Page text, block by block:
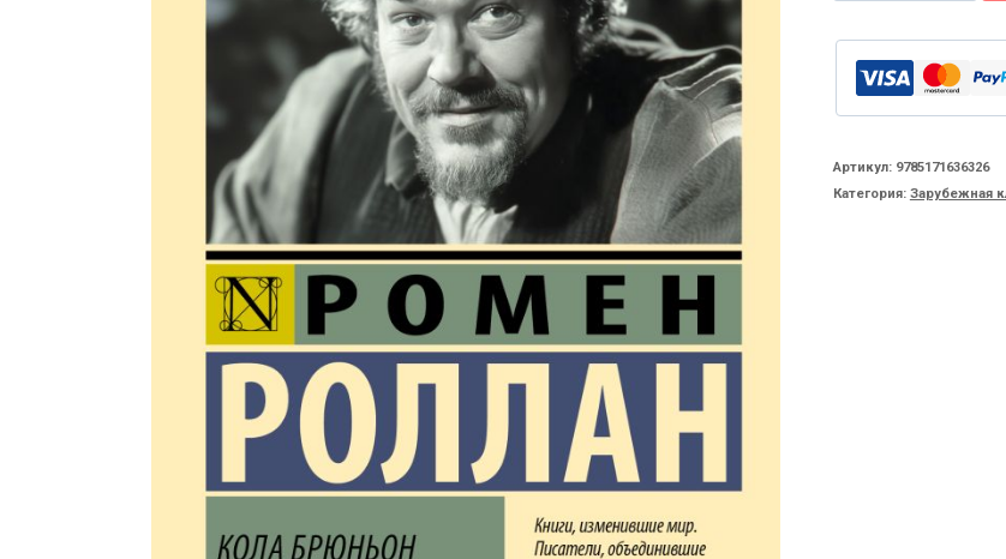
Кола
Брюньон
Артикул: 9785171636326
Категория: Зарубежная